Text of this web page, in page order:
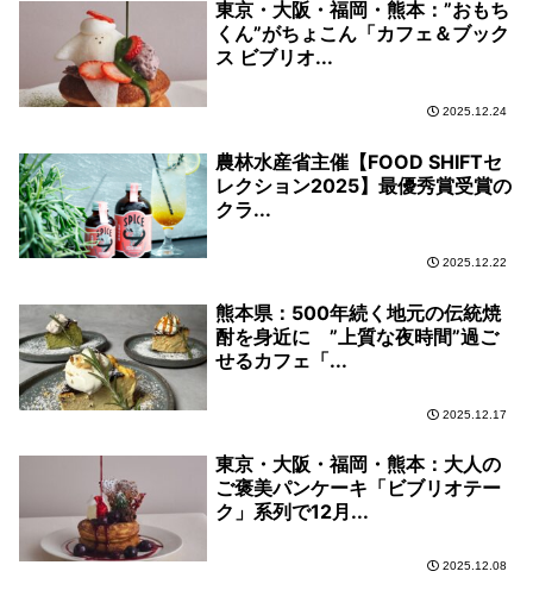
東京・大阪・福岡・熊本：”おもち
くん”がちょこん「カフェ＆ブック
ス ビブリオ...
2025.12.24
農林水産省主催【FOOD SHIFTセ
レクション2025】最優秀賞受賞の
クラ...
2025.12.22
熊本県：500年続く地元の伝統焼
酎を身近に ”上質な夜時間”過ご
せるカフェ「...
2025.12.17
東京・大阪・福岡・熊本：大人の
ご褒美パンケーキ「ビブリオテー
ク」系列で12月...
2025.12.08